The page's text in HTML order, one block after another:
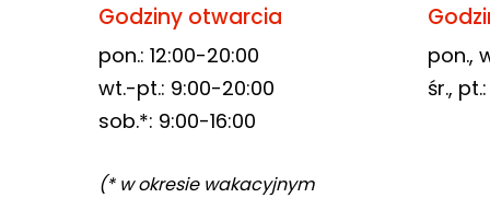
Godziny otwarcia
pon.: 12:00-20:00
wt.-pt.: 9:00-20:00
sob.*: 9:00-16:00
(* w okresie wakacyjnym
pon.,
śr.,